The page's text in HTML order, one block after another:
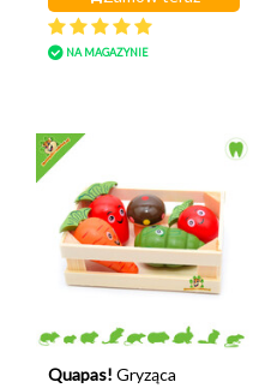
NA MAGAZYNIE
Quapas! Gryząca